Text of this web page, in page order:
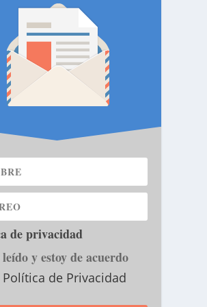
de privacidad
y estoy de acuerdo
Política de Privacidad